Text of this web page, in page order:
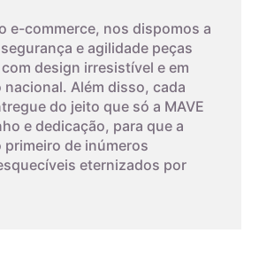
e-commerce, nos dispomos a
e agilidade peças
design irresistível e em
Além disso, cada
do jeito que só a MAVE
e dedicação, para que a
primeiro de inúmeros
eternizados por